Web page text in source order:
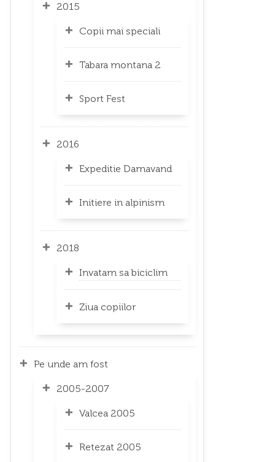
2015
Copii mai speciali
Tabara montana 2
Sport Fest
2016
Expeditie Damavand
Initiere in alpinism
2018
Invatam sa biciclim
Ziua copiilor
Pe unde am fost
2005-2007
Valcea 2005
Retezat 2005